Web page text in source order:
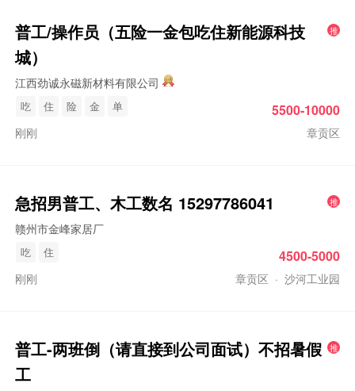
推
普工/操作员（五险一金包吃住新能源科技
城）
江西劲诚永磁新材料有限公司
吃 住 险 金 单
刚刚 章贡区
5500-10000
推
急招男普工、木工数名 15297786041
赣州市金峰家居厂
吃 住
刚刚 章贡区 · 沙河工业园
4500-5000
推
普工-两班倒（请直接到公司面试）不招暑假
工